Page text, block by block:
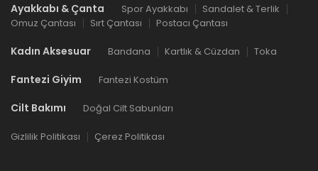
Ayakkabı & Çanta Spor Ayakkabı
Sandalet & Terlik
Omuz Çantası
Sırt Çantası Postacı Çantası
Kadın Aksesuar Bandana Kartlık & Cüzdan Toka
Fantezi Giyim Fantezi Kostüm
Cilt Bakımı Doğal Cilt Sabunları
Gizlilik Politikası Çerez Politikası